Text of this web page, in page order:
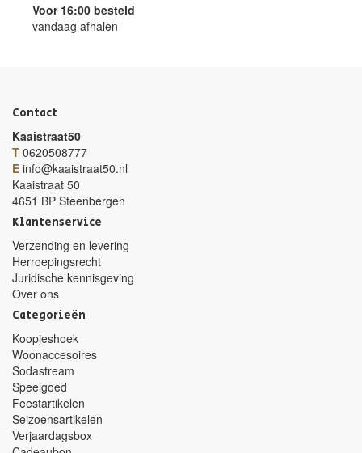
Voor 16:00 besteld
vandaag afhalen
Contact
Kaaistraat50
T 0620508777
E info@kaaistraat50.nl
Kaaistraat 50
4651 BP Steenbergen
Klantenservice
Verzending en levering
Herroepingsrecht
Juridische kennisgeving
Over ons
Categorieën
Koopjeshoek
Woonaccesoires
Sodastream
Speelgoed
Feestartikelen
Seizoensartikelen
Verjaardagsbox